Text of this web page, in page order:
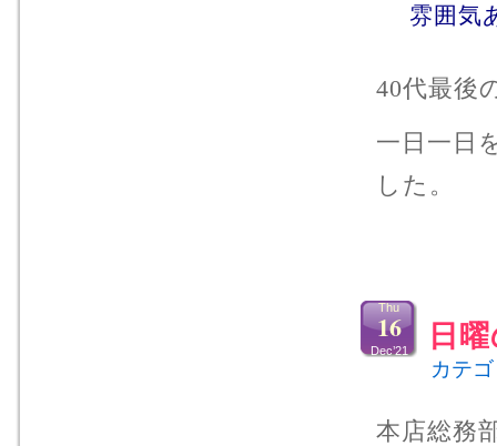
雰囲気
40代最後
一日一日
した。
日
Thu
16
Dec’21
カテ
本店総務